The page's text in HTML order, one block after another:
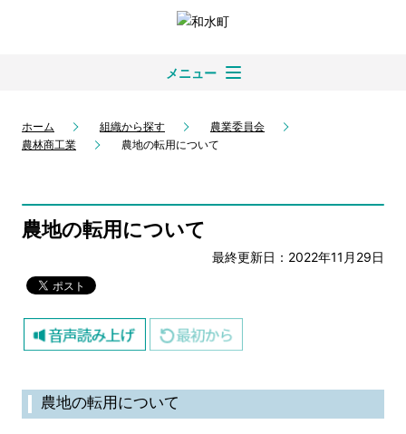
メニュー
ホーム 組織から探す
農業委員会
農林商工業
農地の転用について
農地の転用について
最終更新日：2022年11月29日
農地の転用について